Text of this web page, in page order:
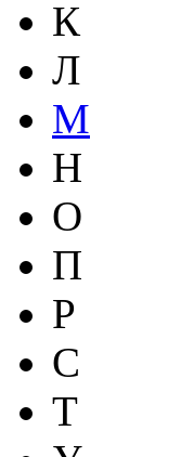
К
Л
М
Н
О
П
Р
С
Т